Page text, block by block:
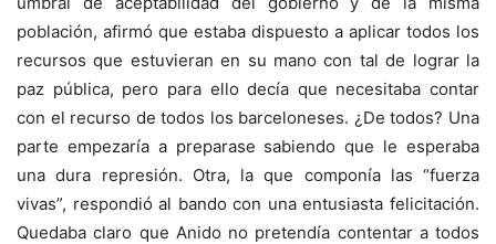
población, afirmó que estaba dispuesto a aplicar todos los
recursos que estuvieran en su mano con tal de lograr la
paz pública, pero para ello decía que necesitaba contar
con el recurso de todos los barceloneses. ¿De todos? Una
parte empezaría a preparase sabiendo que le esperaba
una dura represión. Otra, la que componía las “fuerza
vivas”, respondió al bando con una entusiasta felicitación.
Quedaba claro que Anido no pretendía contentar a todos